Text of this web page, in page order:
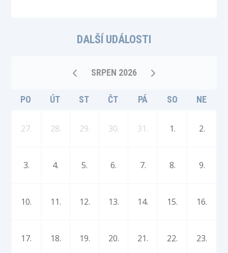
DALŠÍ UDÁLOSTI
SRPEN 2026
PO ÚT ST ČT PÁ SO NE
27. 28. 29. 30. 31. 1. 2.
3. 4. 5. 6. 7. 8. 9.
10. 11. 12. 13. 14. 15. 16.
17. 18. 19. 20. 21. 22. 23.